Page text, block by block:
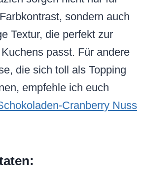
sondern auch
Textur, die perfekt zur
passt. Für andere
die sich toll als Topping
empfehle ich euch
Cranberry Nuss